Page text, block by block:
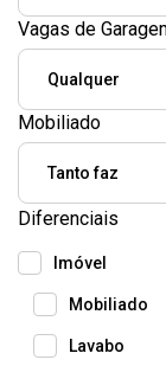
Vagas de
Mobiliado
Diferenciais
Imóvel
Mobiliado
Lavabo